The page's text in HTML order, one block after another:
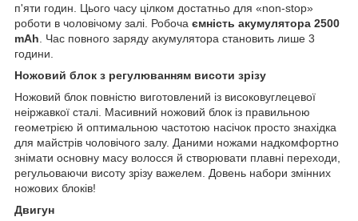
п'яти годин. Цього часу цілком достатньо для «non-stop»
роботи в чоловічому залі. Робоча ємність акумулятора 2500
mAh . Час повного заряду акумулятора становить лише 3
години.
Ножовий блок з регулюванням висоти зрізу
Ножовий блок повністю виготовлений із високовуглецевої
неіржавкої сталі. Масивний ножовий блок із правильною
геометрією й оптимальною частотою насічок просто знахідка
для майстрів чоловічого залу. Даними ножами надкомфортно
знімати основну масу волосся й створювати плавні переходи,
регульоваючи висоту зрізу важелем. Довень набори змінних
ножових блоків!
Двигун